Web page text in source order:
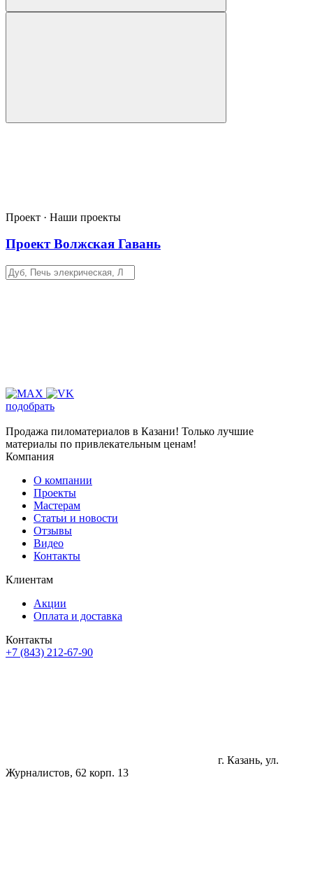
Проект · Наши проекты
Проект Волжская Гавань
подобрать
Продажа пиломатериалов в Казани! Только лучшие
материалы по привлекательным ценам!
Компания
О компании
Проекты
Мастерам
Статьи и новости
Отзывы
Видео
Контакты
Клиентам
Акции
Оплата и доставка
Контакты
+7 (843) 212-67-90
г. Казань, ул.
Журналистов, 62 корп. 13